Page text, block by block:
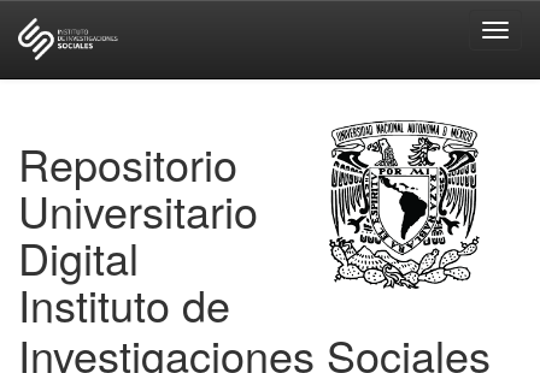
Repositorio
Universitario
Digital
Instituto de
Investigaciones Sociales